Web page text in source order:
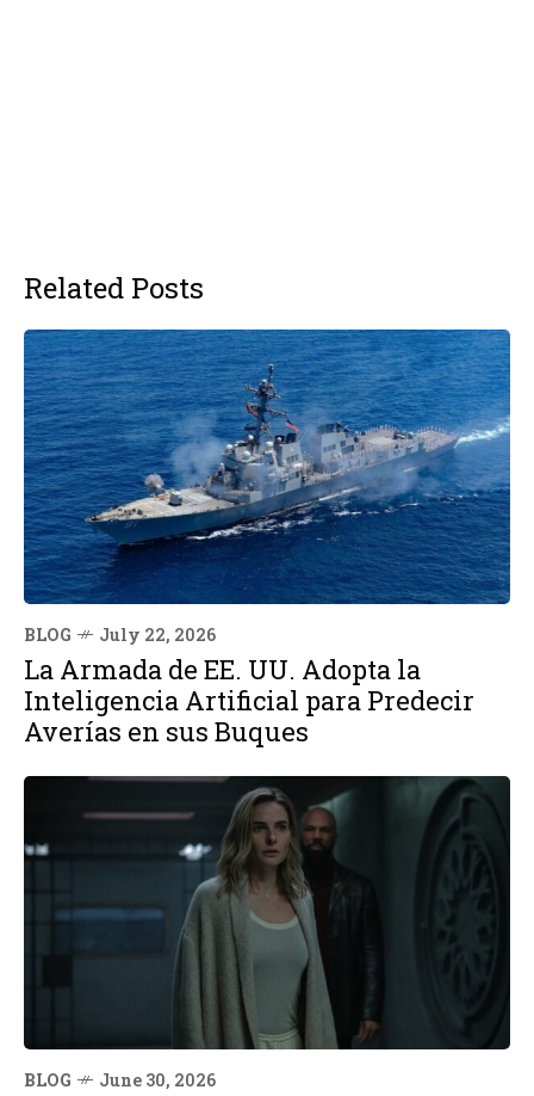
Related Posts
BLOG July 22, 2026
La Armada de EE. UU. Adopta la
Inteligencia Artificial para Predecir
Averías en sus Buques
BLOG June 30, 2026